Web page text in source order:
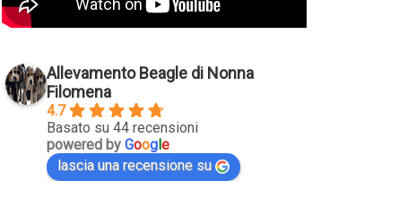
Allevamento Beagle di Nonna
Filomena
4.7
Basato su 44 recensioni
powered byGoog le
lascia una recensione su